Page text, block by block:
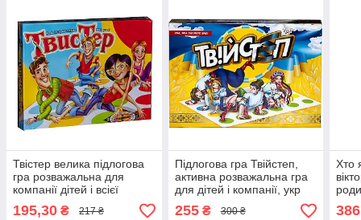
Твістер велика підлогова
гра розважальна для
компанії дітей і всієї
родини Twister Danko toys
195,30 ₴ 217 ₴
Підлогова гра Твійстеп,
активна розважальна гра
для дітей і компанії, укр
мова
255₴ 300 ₴
Хто